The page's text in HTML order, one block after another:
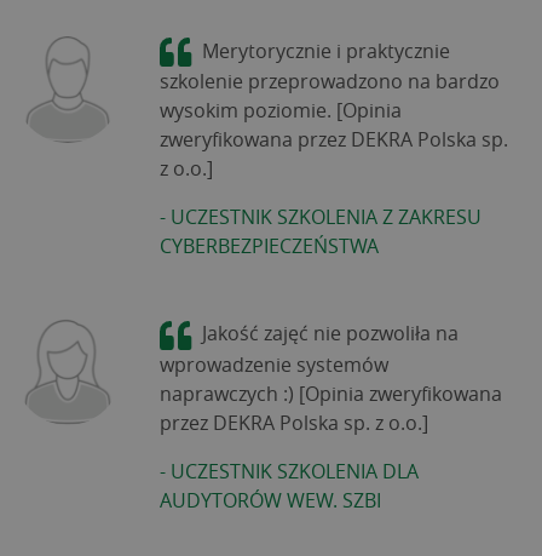
Merytorycznie i praktycznie
szkolenie przeprowadzono na bardzo
wysokim poziomie. [Opinia
zweryfikowana przez DEKRA Polska sp.
z o.o.]
- UCZESTNIK SZKOLENIA Z ZAKRESU
CYBERBEZPIECZEŃSTWA
Jakość zajęć nie pozwoliła na
wprowadzenie systemów
naprawczych :) [Opinia zweryfikowana
przez DEKRA Polska sp. z o.o.]
- UCZESTNIK SZKOLENIA DLA
AUDYTORÓW WEW. SZBI